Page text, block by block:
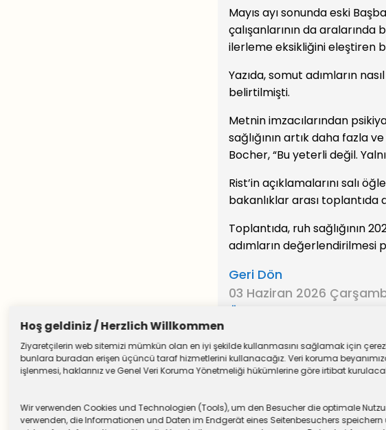
Mayıs ayı sonunda eski
çalışanlarının da aralarında
ilerleme eksikliğini eleştiren
Yazıda, somut adımların
belirtilmişti.
Metnin imzacılarından
sağlığının artık daha fazla
Bocher, “Bu yeterli değil.
Rist’in açıklamalarını salı
bakanlıklar arası toplantıda
Toplantıda, ruh sağlığının
adımların değerlendirilmesi
Geri Dön
03 Haziran 2026
Önceki Yazılar
Hoş geldiniz / Herzlich Willkommen
Ziyaretçilerin web sitemizi mümkün olan en iyi şekilde kullanmasını sağlamak için
bunlara buradan erişen üçüncü taraf hizmetlerini kullanacağız. Veri koruma
işlenmesi, haklarınız ve Genel Veri Koruma Yönetmeliği hükümlerine göre irtibat
Wir verwenden Cookies und Technologien (Tools), um den Besucher die optimale
verwenden, die Informationen und Daten im Endgerät eines Seitenbesuchers